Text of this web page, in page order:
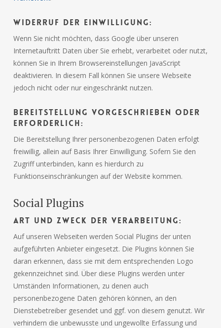
Widerruf der Einwilligung:
Wenn Sie nicht möchten, dass Google über unseren
Internetauftritt Daten über Sie erhebt, verarbeitet oder nutzt,
können Sie in Ihrem Browsereinstellungen JavaScript
deaktivieren. In diesem Fall können Sie unsere Webseite
jedoch nicht oder nur eingeschränkt nutzen.
Bereitstellung vorgeschrieben oder
erforderlich:
Die Bereitstellung Ihrer personenbezogenen Daten erfolgt
freiwillig, allein auf Basis Ihrer Einwilligung. Sofern Sie den
Zugriff unterbinden, kann es hierdurch zu
Funktionseinschränkungen auf der Website kommen.
Social Plugins
Art und Zweck der Verarbeitung:
Auf unseren Webseiten werden Social Plugins der unten
aufgeführten Anbieter eingesetzt. Die Plugins können Sie
daran erkennen, dass sie mit dem entsprechenden Logo
gekennzeichnet sind. Über diese Plugins werden unter
Umständen Informationen, zu denen auch
personenbezogene Daten gehören können, an den
Dienstebetreiber gesendet und ggf. von diesem genutzt. Wir
verhindern die unbewusste und ungewollte Erfassung und